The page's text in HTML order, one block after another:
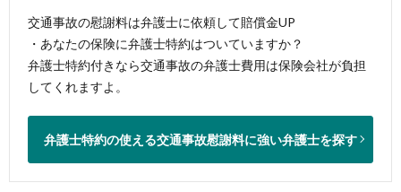
交通事故の慰謝料は弁護士に依頼して賠償金UP
・あなたの保険に弁護士特約はついていますか？
弁護士特約付きなら交通事故の弁護士費用は保険会社が負担
してくれますよ。
弁護士特約の使える交通事故慰謝料に強い弁護士を探す